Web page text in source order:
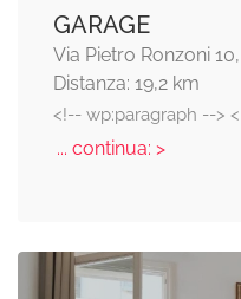
GARAGE
Via Pietro Ronzoni
Distanza: 19,2 km
<!-- wp:paragraph -->
... continua: >